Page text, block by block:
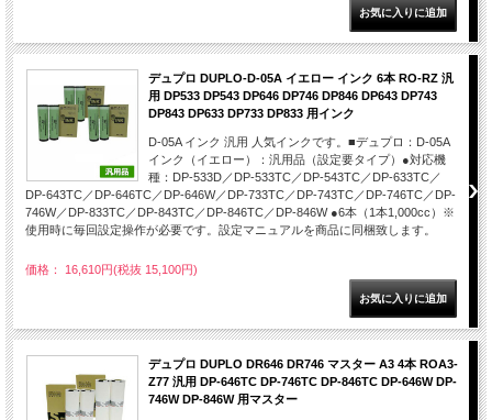
デュプロ DUPLO-D-05A イエロー インク 6本 RO-RZ 汎
用 DP533 DP543 DP646 DP746 DP846 DP643 DP743
DP843 DP633 DP733 DP833 用インク
D-05A インク 汎用 人気インクです。■デュプロ：D-05A
インク（イエロー）：汎用品（設定要タイプ）●対応機
種：DP-533D／DP-533TC／DP-543TC／DP-633TC／
DP-643TC／DP-646TC／DP-646W／DP-733TC／DP-743TC／DP-746TC／DP-
746W／DP-833TC／DP-843TC／DP-846TC／DP-846W ●6本（1本1,000cc）※
使用時に毎回設定操作が必要です。設定マニュアルを商品に同梱致します。
価格： 16,610円(税抜 15,100円)
デュプロ DUPLO DR646 DR746 マスター A3 4本 ROA3-
Z77 汎用 DP-646TC DP-746TC DP-846TC DP-646W DP-
746W DP-846W 用マスター